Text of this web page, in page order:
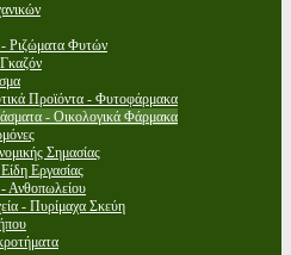
Ριζώματα Φυτών
Προϊόντα - Φυτοφάρμακα
- Οικολογικά Φάρμακα
Σημασίας
Εργασίας
Ανθοπωλείου
- Πυρίμαχα Σκεύη